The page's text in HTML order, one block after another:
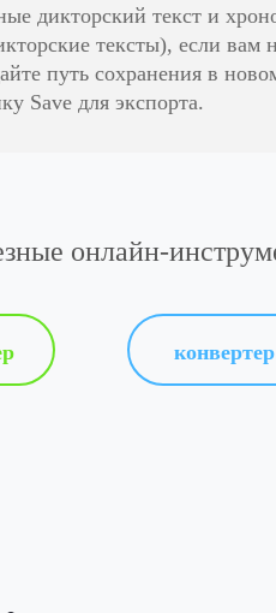
дикторский текст и
тексты), если вам
путь сохранения в
Save для экспорта.
онлайн-